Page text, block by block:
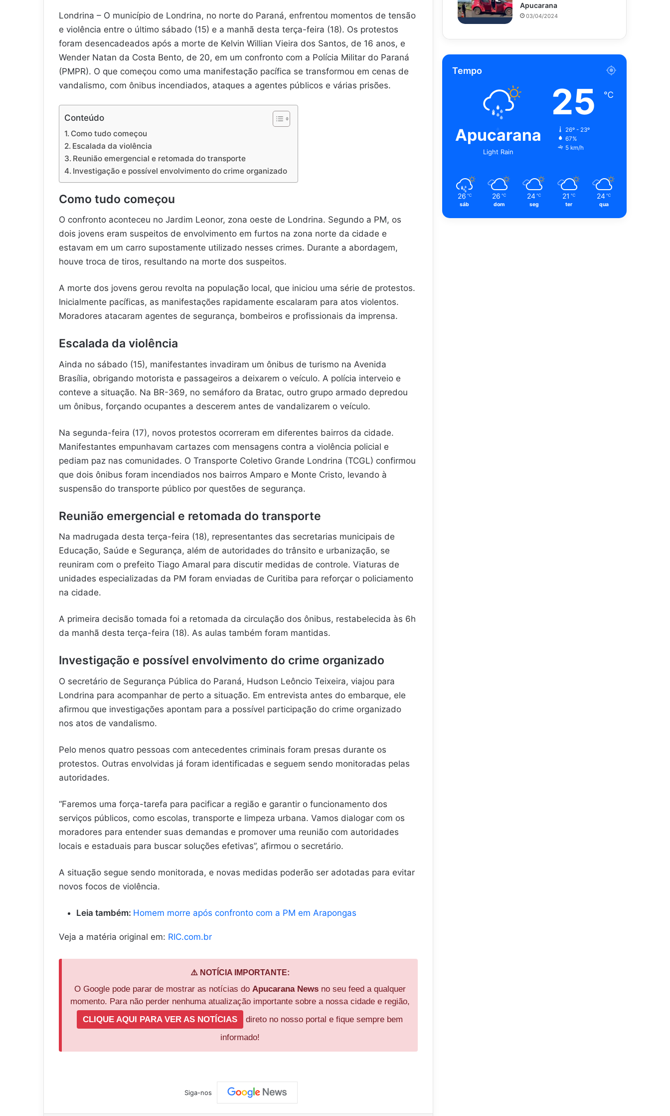
Londrina – O município de Londrina, no norte do Paraná, enfrentou momentos de tensão
e violência entre o último sábado (15) e a manhã desta terça-feira (18). Os protestos
foram desencadeados após a morte de Kelvin Willian Vieira dos Santos, de 16 anos, e
Wender Natan da Costa Bento, de 20, em um confronto com a Polícia Militar do Paraná
(PMPR). O que começou como uma manifestação pacífica se transformou em cenas de
vandalismo, com ônibus incendiados, ataques a agentes públicos e várias prisões.
Conteúdo
Como tudo começou
Escalada da violência
Reunião emergencial e retomada do transporte
Investigação e possível envolvimento do crime organizado
Como tudo começou
O confronto aconteceu no Jardim Leonor, zona oeste de Londrina. Segundo a PM, os
dois jovens eram suspeitos de envolvimento em furtos na zona norte da cidade e
estavam em um carro supostamente utilizado nesses crimes. Durante a abordagem,
houve troca de tiros, resultando na morte dos suspeitos.
A morte dos jovens gerou revolta na população local, que iniciou uma série de protestos.
Inicialmente pacíficas, as manifestações rapidamente escalaram para atos violentos.
Moradores atacaram agentes de segurança, bombeiros e profissionais da imprensa.
Escalada da violência
Ainda no sábado (15), manifestantes invadiram um ônibus de turismo na Avenida
Brasília, obrigando motorista e passageiros a deixarem o veículo. A polícia interveio e
conteve a situação. Na BR-369, no semáforo da Bratac, outro grupo armado depredou
um ônibus, forçando ocupantes a descerem antes de vandalizarem o veículo.
Na segunda-feira (17), novos protestos ocorreram em diferentes bairros da cidade.
Manifestantes empunhavam cartazes com mensagens contra a violência policial e
pediam paz nas comunidades. O Transporte Coletivo Grande Londrina (TCGL) confirmou
que dois ônibus foram incendiados nos bairros Amparo e Monte Cristo, levando à
suspensão do transporte público por questões de segurança.
Reunião emergencial e retomada do transporte
Na madrugada desta terça-feira (18), representantes das secretarias municipais de
Educação, Saúde e Segurança, além de autoridades do trânsito e urbanização, se
reuniram com o prefeito Tiago Amaral para discutir medidas de controle. Viaturas de
unidades especializadas da PM foram enviadas de Curitiba para reforçar o policiamento
na cidade.
A primeira decisão tomada foi a retomada da circulação dos ônibus, restabelecida às 6h
da manhã desta terça-feira (18). As aulas também foram mantidas.
Investigação e possível envolvimento do crime organizado
O secretário de Segurança Pública do Paraná, Hudson Leôncio Teixeira, viajou para
Londrina para acompanhar de perto a situação. Em entrevista antes do embarque, ele
afirmou que investigações apontam para a possível participação do crime organizado
nos atos de vandalismo.
Pelo menos quatro pessoas com antecedentes criminais foram presas durante os
protestos. Outras envolvidas já foram identificadas e seguem sendo monitoradas pelas
autoridades.
“Faremos uma força-tarefa para pacificar a região e garantir o funcionamento dos
serviços públicos, como escolas, transporte e limpeza urbana. Vamos dialogar com os
moradores para entender suas demandas e promover uma reunião com autoridades
locais e estaduais para buscar soluções efetivas”, afirmou o secretário.
A situação segue sendo monitorada, e novas medidas poderão ser adotadas para evitar
novos focos de violência.
Leia também: Homem morre após confronto com a PM em Arapongas
Veja a matéria original em: RIC.com.br
⚠️ NOTÍCIA IMPORTANTE:
O Google pode parar de mostrar as notícias do Apucarana Newsno seu feed a qualquer
momento. Para não perder nenhuma atualização importante sobre a nossa cidade e região,
CLIQUE AQUI PARA VER AS NOTÍCIAS
direto no nosso portal e fique sempre bem
informado!
Siga-nos
Apucarana
03/04/2024
Tempo
Apucarana
Light Rain
25 ℃
26º - 23º
67%
5 km/h
26 ℃
sáb
26 ℃
dom
24 ℃
seg
21 ℃
ter
24 ℃
qua